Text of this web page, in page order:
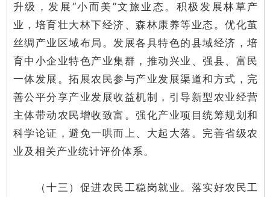
升级，发展“小而美”文旅业态。积极发展林草产
业，培育壮大林下经济、森林康养等业态。优化茧
丝绸产业区域布局。发展各具特色的县域经济，培
育中小企业特色产业集群，推动兴业、强县、富民
一体发展。拓展农民参与产业发展渠道和方式，完
善公平分享产业发展收益机制，引导新型农业经营
主体带动农民增收致富。强化产业项目统筹规划和
科学论证，避免一哄而上、大起大落。完善省级农
业及相关产业统计评价体系。
（十三）促进农民工稳岗就业。落实好农民工